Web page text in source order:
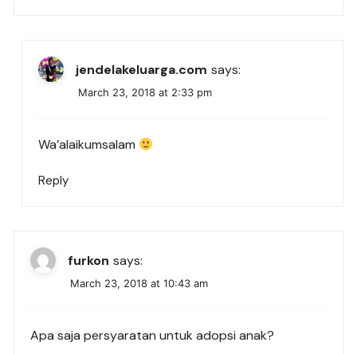
jendelakeluarga.com says:
March 23, 2018 at 2:33 pm
Wa’alaikumsalam
Reply
furkon says:
March 23, 2018 at 10:43 am
Apa saja persyaratan untuk adopsi anak?